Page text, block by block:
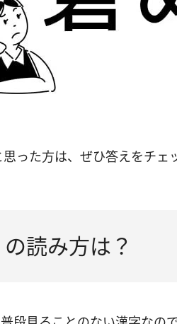
った方は、ぜひ答えをチェ
の読み方は？